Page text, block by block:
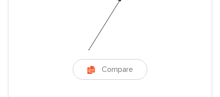
 Compare